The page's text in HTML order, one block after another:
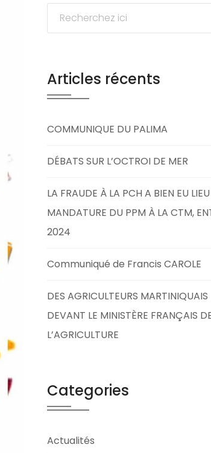
Articles récents
COMMUNIQUE DU PALIMA
DÉBATS SUR L’OCTROI DE MER
LA FRAUDE À LA PCH A BIEN EU
MANDATURE DU PPM À LA CTM,
2024
Communiqué de Francis CAROLE
DES AGRICULTEURS MARTINIQUAIS
DEVANT LE MINISTÈRE FRANÇAIS
L’AGRICULTURE
Categories
Actualités